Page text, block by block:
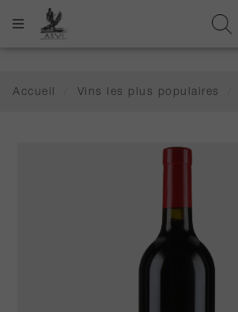
Accueil Vins les plus populaires